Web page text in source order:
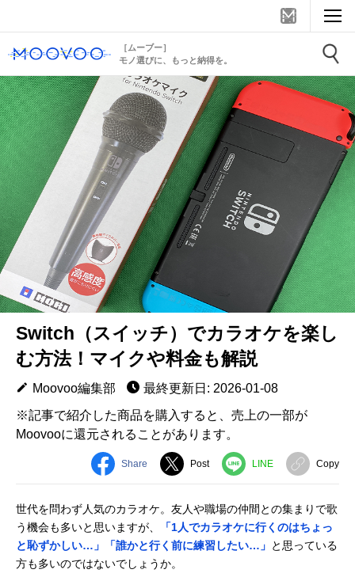
［ムーブー］
モノ選びに、もっと納得を。
Switch（スイッチ）でカラオケを楽し
む方法！マイクや料金も解説
Moovoo編集部
最終更新日: 2026-01-08
※記事で紹介した商品を購入すると、売上の一部が
Moovooに還元されることがあります。
Share Post LINE Copy
世代を問わず人気のカラオケ。友人や職場の仲間との集まりで歌
う機会も多いと思いますが、
「1人でカラオケに行くのはちょっ
と恥ずかしい…」「誰かと行く前に練習したい…」 と思っている
方も多いのではないでしょうか。